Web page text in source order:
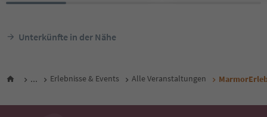
Unterkünfte in der Nähe
... Erlebnisse & Events Alle Veranstaltungen